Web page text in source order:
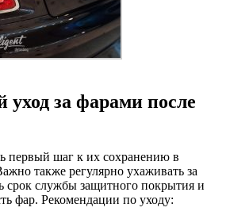
уход за фарами после
первый шаг к их сохранению в
также регулярно ухаживать за
срок службы защитного покрытия и
фар. Рекомендации по уходу: